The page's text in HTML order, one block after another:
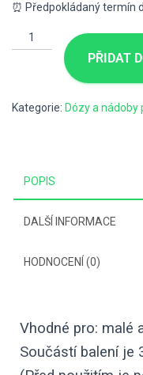
⏰ Předpokládaný termín
PŘIDAT
Kategorie: Dózy a nádoby
POPIS
DALŠÍ INFORMACE
HODNOCENÍ (0)
Vhodné pro: malé
Součástí balení je